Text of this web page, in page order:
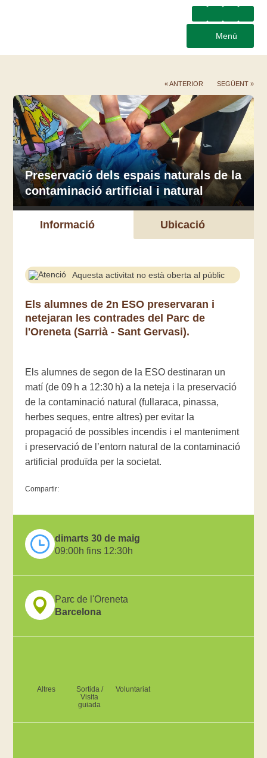
Menú
« ANTERIOR SEGÜENT »
Preservació dels espais naturals de la
contaminació artificial i natural
Informació Ubicació
Aquesta activitat no està oberta al públic
Els alumnes de 2n ESO preservaran i
netejaran les contrades del Parc de
l'Oreneta (Sarrià - Sant Gervasi).
Els alumnes de segon de la ESO destinaran un
matí (de 09 h a 12:30 h) a la neteja i la preservació
de la contaminació natural (fullaraca, pinassa,
herbes seques, entre altres) per evitar la
propagació de possibles incendis i el manteniment
i preservació de l’entorn natural de la contaminació
artificial produïda per la societat.
Compartir:
dimarts 30 de maig
09:00h fins 12:30h
Parc de l'Oreneta
Barcelona
Altres
Sortida /
Visita
guiada
Voluntariat